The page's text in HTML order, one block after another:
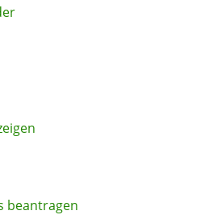
beantragen